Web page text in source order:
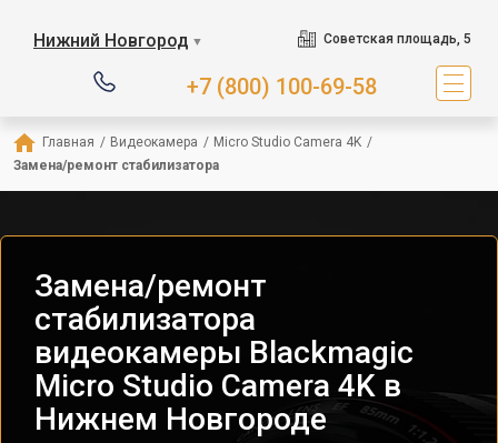
Нижний Новгород ▼ Советская площадь, 5
+7 (800) 100-69-58
Главная / Видеокамера / Micro Studio Camera 4K /
Замена/ремонт стабилизатора
Замена/ремонт
стабилизатора
видеокамеры Blackmagic
Micro Studio Camera 4K в
Нижнем Новгороде